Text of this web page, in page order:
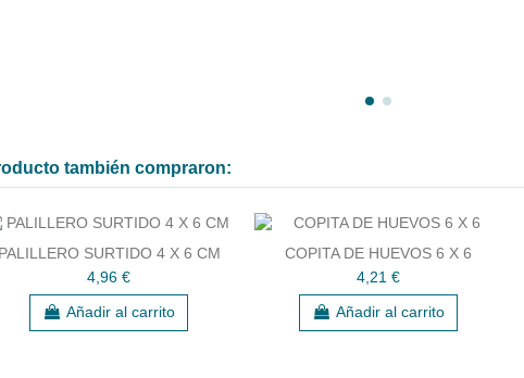
también compraron:
PALILLERO SURTIDO 4 X 6 CM
4,96 €
Añadir al carrito
COPITA DE HUEVOS 6 X 6
4,21 €
Añadir al carrito